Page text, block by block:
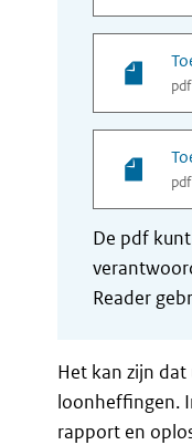
De pdf
Reader
Het kan zijn
loonheffingen.
rapport en